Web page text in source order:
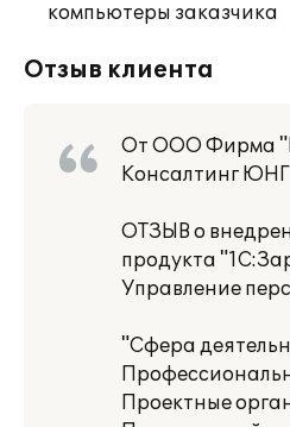
компьютеры заказчика
Отзыв клиента
От ООО Фирма
Консалтинг
ОТЗЫВ о
продукта
Управление
"Сфера
Проектные